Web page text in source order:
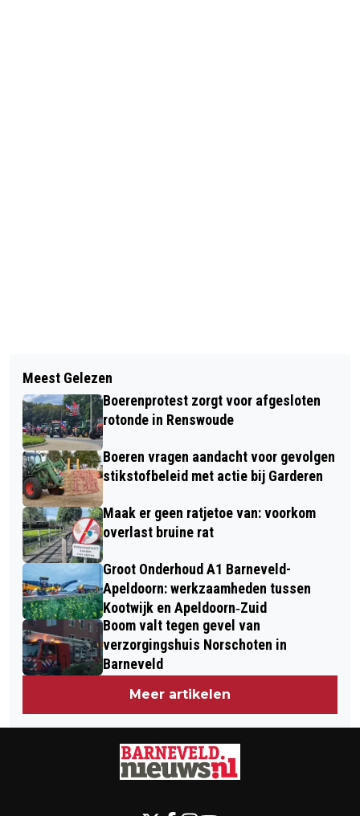
MIVD: NEDERLAND OOK DOELWIT
SPIONAGECAMPAGNE RUSSISCHE
HACKERS
BURGEMEESTER BARNEVELD IN
YOUTUBE-SERIE
Meest Gelezen
Boerenprotest zorgt voor afgesloten
rotonde in Renswoude
Boeren vragen aandacht voor gevolgen
stikstofbeleid met actie bij Garderen
Maak er geen ratjetoe van: voorkom
overlast bruine rat
Groot Onderhoud A1 Barneveld-
Apeldoorn: werkzaamheden tussen
Kootwijk en Apeldoorn‐Zuid
Boom valt tegen gevel van
verzorgingshuis Norschoten in
Barneveld
Meer artikelen